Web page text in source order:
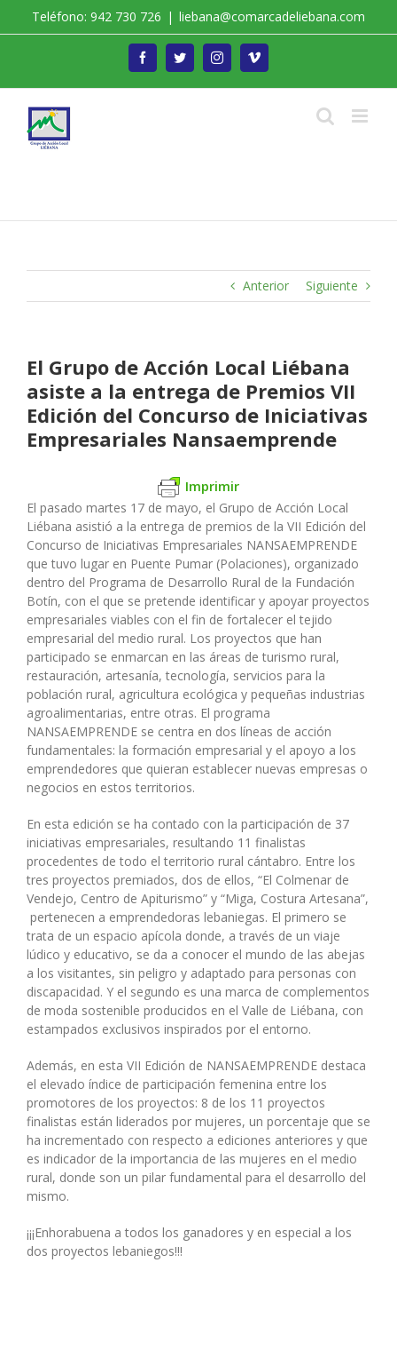
Teléfono: 942 730 726 | liebana@comarcadeliebana.com
FacebookTwitterInstagramVimeo
Anterior Siguiente
El Grupo de Acción Local Liébana
asiste a la entrega de Premios VII
Edición del Concurso de Iniciativas
Empresariales Nansaemprende
Imprimir
El pasado martes 17 de mayo, el Grupo de Acción Local
Liébana asistió a la entrega de premios de la VII Edición del
Concurso de Iniciativas Empresariales NANSAEMPRENDE
que tuvo lugar en Puente Pumar (Polaciones), organizado
dentro del Programa de Desarrollo Rural de la Fundación
Botín, con el que se pretende identificar y apoyar proyectos
empresariales viables con el fin de fortalecer el tejido
empresarial del medio rural. Los proyectos que han
participado se enmarcan en las áreas de turismo rural,
restauración, artesanía, tecnología, servicios para la
población rural, agricultura ecológica y pequeñas industrias
agroalimentarias, entre otras. El programa
NANSAEMPRENDE se centra en dos líneas de acción
fundamentales: la formación empresarial y el apoyo a los
emprendedores que quieran establecer nuevas empresas o
negocios en estos territorios.
En esta edición se ha contado con la participación de 37
iniciativas empresariales, resultando 11 finalistas
procedentes de todo el territorio rural cántabro. Entre los
tres proyectos premiados, dos de ellos, “El Colmenar de
Vendejo, Centro de Apiturismo” y “Miga, Costura Artesana”,
pertenecen a emprendedoras lebaniegas. El primero se
trata de un espacio apícola donde, a través de un viaje
lúdico y educativo, se da a conocer el mundo de las abejas
a los visitantes, sin peligro y adaptado para personas con
discapacidad. Y el segundo es una marca de complementos
de moda sostenible producidos en el Valle de Liébana, con
estampados exclusivos inspirados por el entorno.
Además, en esta VII Edición de NANSAEMPRENDE destaca
el elevado índice de participación femenina entre los
promotores de los proyectos: 8 de los 11 proyectos
finalistas están liderados por mujeres, un porcentaje que se
ha incrementado con respecto a ediciones anteriores y que
es indicador de la importancia de las mujeres en el medio
rural, donde son un pilar fundamental para el desarrollo del
mismo.
¡¡¡Enhorabuena a todos los ganadores y en especial a los
dos proyectos lebaniegos!!!